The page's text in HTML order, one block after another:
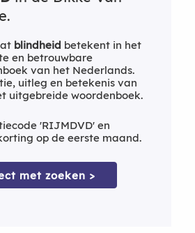
blindheid betekent in het
en betrouwbare
van het Nederlands.
uitleg en betekenis van
uitgebreide woordenboek.
'RIJMDVD' en
op de eerste maand.
met zoeken >